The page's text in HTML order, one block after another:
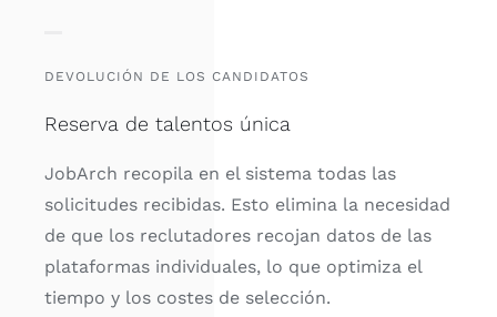
DEVOLUCIÓN DE LOS CANDIDATOS
Reserva de talentos única
JobArch recopila en el sistema todas las
solicitudes recibidas. Esto elimina la necesidad
de que los reclutadores recojan datos de las
plataformas individuales, lo que optimiza el
tiempo y los costes de selección.